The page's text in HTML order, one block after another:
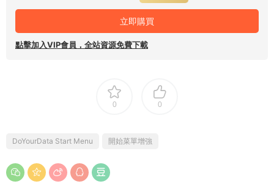
立即購買
點擊加入VIP會員，全站資源免費下載
0 0
DoYourData Start Menu 開始菜單增強